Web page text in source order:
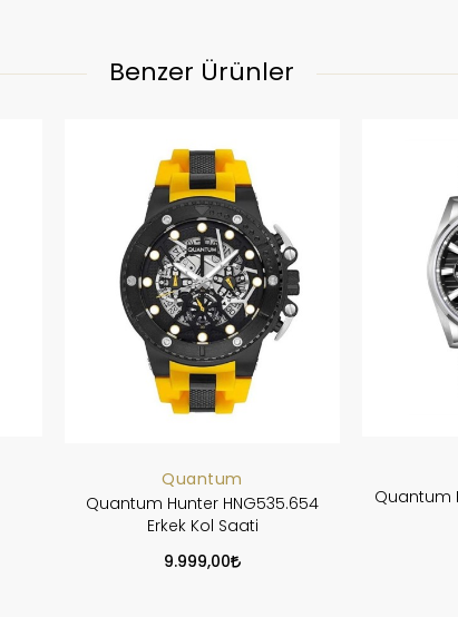
Benzer Ürünler
Quantum
Quantum Hunter HNG535.654
Erkek Kol Saati
9.999,00
Quantum